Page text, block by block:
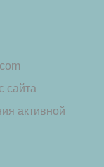
сайта
активной